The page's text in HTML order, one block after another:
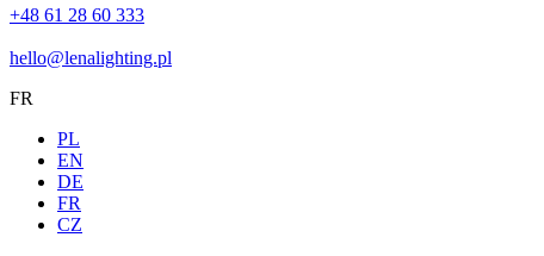
+48 61 28 60 333
hello@lenalighting.pl
FR
PL
EN
DE
FR
CZ